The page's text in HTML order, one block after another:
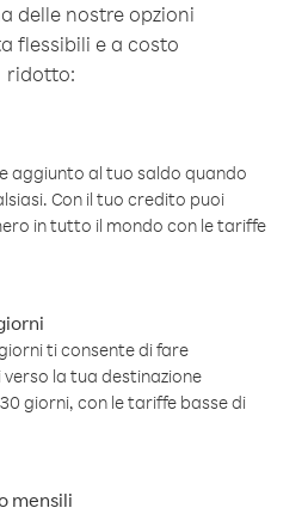
delle nostre opzioni
flessibili e a costo
ridotto:
aggiunto al tuo saldo quando
Con il tuo credito puoi
in tutto il mondo con le tariffe
ti consente di fare
la tua destinazione
giorni, con le tariffe basse di
mensili